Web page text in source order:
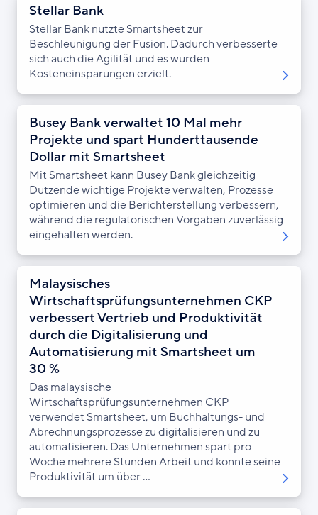
Stellar Bank
Stellar Bank nutzte Smartsheet zur
Beschleunigung der Fusion. Dadurch verbesserte
sich auch die Agilität und es wurden
Kosteneinsparungen erzielt.
Busey Bank verwaltet 10 Mal mehr
Projekte und spart Hunderttausende
Dollar mit Smartsheet
Mit Smartsheet kann Busey Bank gleichzeitig
Dutzende wichtige Projekte verwalten, Prozesse
optimieren und die Berichterstellung verbessern,
während die regulatorischen Vorgaben zuverlässig
eingehalten werden.
Malaysisches
Wirtschaftsprüfungsunternehmen CKP
verbessert Vertrieb und Produktivität
durch die Digitalisierung und
Automatisierung mit Smartsheet um
30 %
Das malaysische
Wirtschaftsprüfungsunternehmen CKP
verwendet Smartsheet, um Buchhaltungs- und
Abrechnungsprozesse zu digitalisieren und zu
automatisieren. Das Unternehmen spart pro
Woche mehrere Stunden Arbeit und konnte seine
Produktivität um über ...